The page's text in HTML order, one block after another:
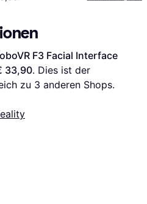
F3 Facial Interface
33,90. Dies ist der
zu 3 anderen Shops.